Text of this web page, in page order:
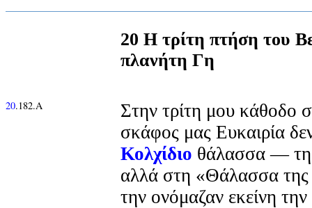
20 Η τρίτη πτήση του
πλανήτη Γη
20.182.Α
Στην τρίτη μου κάθοδο
σκάφος μας Ευκαιρία
Κολχίδιο θάλασσα —
αλλά στη «Θάλασσα
την ονόμαζαν εκείνη